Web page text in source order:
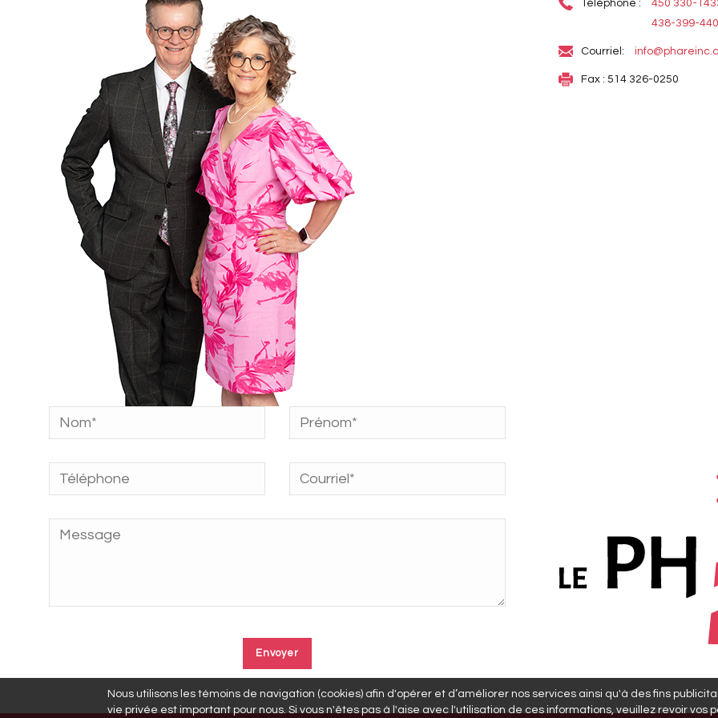
Téléphone :
450 330-
438-399-
Courriel:
Fax : 514 326-0250
Nous utilisons les témoins de navigation (cookies) afin d'opérer et d’améliorer nos services ainsi qu'à des fins
vie privée est important pour nous. Si vous n'êtes pas à l'aise avec l'utilisation de ces informations, veuillez revoir vos